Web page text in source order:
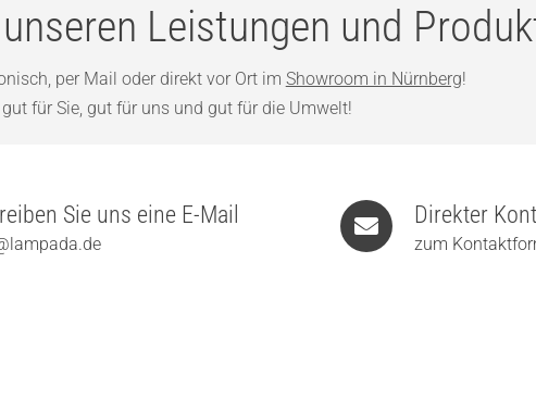
Leistungen und
per Mail oder direkt vor Ort im Showroom in Nürnberg!
für Sie, gut für uns und gut für die Umwelt!
Sie uns eine E-Mail Direkter
zum